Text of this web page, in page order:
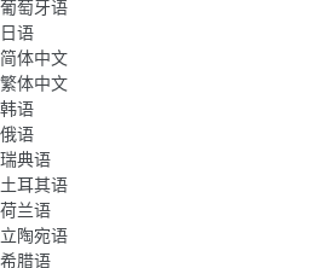
葡萄牙语
日语
简体中文
繁体中文
韩语
俄语
瑞典语
土耳其语
荷兰语
立陶宛语
希腊语